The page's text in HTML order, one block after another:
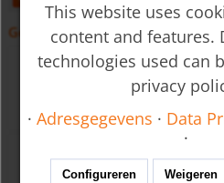
Geschikt voor
NBK-03/NBK-06/
31/NBK-32/NBK-
NBK-ATEX/
10/NBK-31/NBK-
This website uses
content and features.
technologies used can
privacy
· Adresgegevens · Data
·
Configureren Weigeren